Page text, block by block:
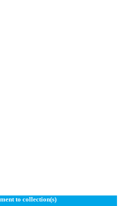
to collection(s)